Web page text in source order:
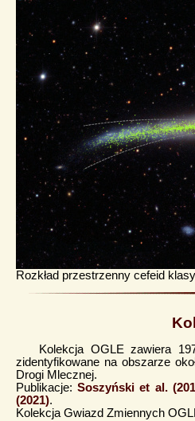
Rozkład przestrzenny cefeid
Kolekcja OGLE zawiera
zidentyfikowane na obszarze
Drogi Mlecznej.
Publikacje:Soszyński et al.
(2021).
Kolekcja Gwiazd Zmiennych